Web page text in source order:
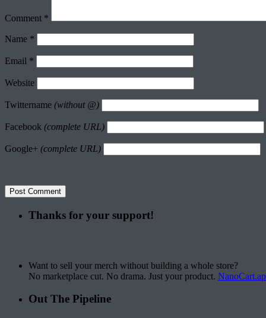
Comment *
Name *
Email *
Website
Twittername (without @)
Facebook (complete URL)
Google+ (complete URL)
Thanks for your support!
Want to sell your merch without building a whole store?
No marketplace cut. No drama. Just your product.
Out The Pipeline